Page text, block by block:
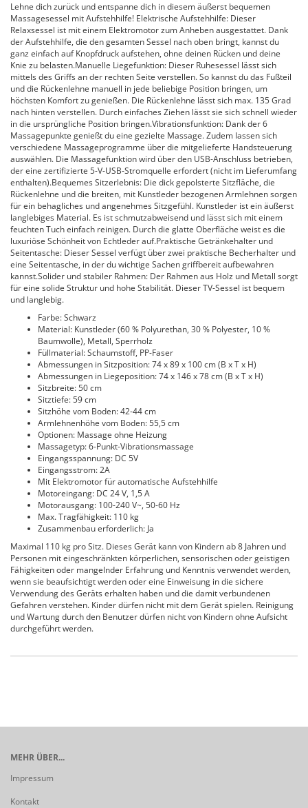
Lehne dich zurück und entspanne dich in diesem äußerst bequemen
Massagesessel mit Aufstehhilfe! Elektrische Aufstehhilfe: Dieser
Relaxsessel ist mit einem Elektromotor zum Anheben ausgestattet. Dank
der Aufstehhilfe, die den gesamten Sessel nach oben bringt, kannst du
ganz einfach auf Knopfdruck aufstehen, ohne deinen Rücken und deine
Knie zu belasten.Manuelle Liegefunktion: Dieser Ruhesessel lässt sich
mittels des Griffs an der rechten Seite verstellen. So kannst du das Fußteil
und die Rückenlehne manuell in jede beliebige Position bringen, um
höchsten Komfort zu genießen. Die Rückenlehne lässt sich max. 135 Grad
nach hinten verstellen. Durch einfaches Ziehen lässt sie sich schnell wieder
in die ursprüngliche Position bringen.Vibrationsfunktion: Dank der 6
Massagepunkte genießt du eine gezielte Massage. Zudem lassen sich
verschiedene Massageprogramme über die mitgelieferte Handsteuerung
auswählen. Die Massagefunktion wird über den USB-Anschluss betrieben,
der eine zertifizierte 5-V-USB-Stromquelle erfordert (nicht im Lieferumfang
enthalten).Bequemes Sitzerlebnis: Die dick gepolsterte Sitzfläche, die
Rückenlehne und die breiten, mit Kunstleder bezogenen Armlehnen sorgen
für ein behagliches und angenehmes Sitzgefühl. Kunstleder ist ein äußerst
langlebiges Material. Es ist schmutzabweisend und lässt sich mit einem
feuchten Tuch einfach reinigen. Durch die glatte Oberfläche weist es die
luxuriöse Schönheit von Echtleder auf.Praktische Getränkehalter und
Seitentasche: Dieser Sessel verfügt über zwei praktische Becherhalter und
eine Seitentasche, in der du wichtige Sachen griffbereit aufbewahren
kannst.Solider und stabiler Rahmen: Der Rahmen aus Holz und Metall sorgt
für eine solide Struktur und hohe Stabilität. Dieser TV-Sessel ist bequem
und langlebig.
Farbe: Schwarz
Material: Kunstleder (60 % Polyurethan, 30 % Polyester, 10 %
Baumwolle), Metall, Sperrholz
Füllmaterial: Schaumstoff, PP-Faser
Abmessungen in Sitzposition: 74 x 89 x 100 cm (B x T x H)
Abmessungen in Liegeposition: 74 x 146 x 78 cm (B x T x H)
Sitzbreite: 50 cm
Sitztiefe: 59 cm
Sitzhöhe vom Boden: 42-44 cm
Armlehnenhöhe vom Boden: 55,5 cm
Optionen: Massage ohne Heizung
Massagetyp: 6-Punkt-Vibrationsmassage
Eingangsspannung: DC 5V
Eingangsstrom: 2A
Mit Elektromotor für automatische Aufstehhilfe
Motoreingang: DC 24 V, 1,5 A
Motorausgang: 100-240 V~, 50-60 Hz
Max. Tragfähigkeit: 110 kg
Zusammenbau erforderlich: Ja
Maximal 110 kg pro Sitz. Dieses Gerät kann von Kindern ab 8 Jahren und
Personen mit eingeschränkten körperlichen, sensorischen oder geistigen
Fähigkeiten oder mangelnder Erfahrung und Kenntnis verwendet werden,
wenn sie beaufsichtigt werden oder eine Einweisung in die sichere
Verwendung des Geräts erhalten haben und die damit verbundenen
Gefahren verstehen. Kinder dürfen nicht mit dem Gerät spielen. Reinigung
und Wartung durch den Benutzer dürfen nicht von Kindern ohne Aufsicht
durchgeführt werden.
MEHR ÜBER...
Impressum
Kontakt